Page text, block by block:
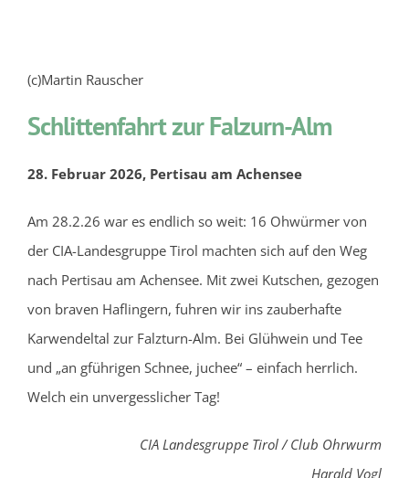
(c)Martin Rauscher
Schlittenfahrt zur Falzurn-Alm
28. Februar 2026, Pertisau am Achensee
Am 28.2.26 war es endlich so weit: 16 Ohwürmer von
der CIA-Landesgruppe Tirol machten sich auf den Weg
nach Pertisau am Achensee. Mit zwei Kutschen, gezogen
von braven Haflingern, fuhren wir ins zauberhafte
Karwendeltal zur Falzturn-Alm. Bei Glühwein und Tee
und „an gführigen Schnee, juchee“ – einfach herrlich.
Welch ein unvergesslicher Tag!
CIA Landesgruppe Tirol / Club Ohrwurm
Harald Vogl